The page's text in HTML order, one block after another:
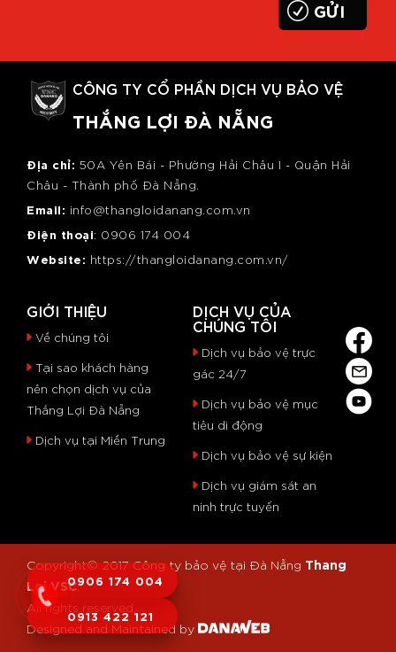
CÔNG TY CỔ PHẦN DỊCH VỤ BẢO VỆ
THẮNG LỢI ĐÀ NẴNG
Địa chỉ: 50A Yên Bái - Phường Hải Châu I - Quận Hải
Châu - Thành phố Đà Nẵng.
Email: info@thangloidanang.com.vn
Điện thoại: 0906 174 004
Website: https://thangloidanang.com.vn/
GIỚI THIỆU
Về chúng tôi
Tại sao khách hàng
nên chọn dịch vụ của
Thắng Lợi Đà Nẵng
Dịch vụ tại Miền Trung
DỊCH VỤ CỦA
CHÚNG TÔI
Dịch vụ bảo vệ trực
gác 24/7
Dịch vụ bảo vệ mục
tiêu di động
Dịch vụ bảo vệ sự kiện
Dịch vụ giám sát an
ninh trực tuyến
Copyright© 2017Công ty bảo vệ tại Đà Nẵng Thang
Loi VSC.
All rights reserved.
Designed and Maintained by
0906 174 004
0913 422 121